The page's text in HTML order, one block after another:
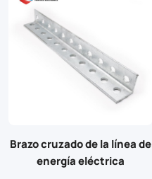
Brazo cruzado de la línea de
energía eléctrica